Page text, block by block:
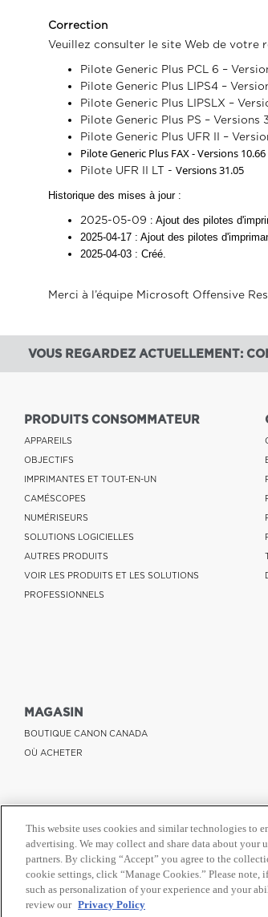
Correction
Veuillez consulter le site Web de votre
Pilote Generic Plus PCL 6 –
Pilote Generic Plus LIPS4 –
Pilote Generic Plus LIPSLX –
Pilote Generic Plus PS – Versions
Pilote Generic Plus UFR II –
Pilote Generic Plus FAX - Versions 10.66
Pilote UFR II LT - Versions 31.05
Historique des mises à jour :
2025-05-09 : Ajout des pilotes
2025-04-17 : Ajout des pilotes
2025-04-03 : Créé.
Merci à l’équipe Microsoft Offensive
VOUS REGARDEZ ACTUELLEMENT:
PRODUITS CONSOMMATEUR
APPAREILS
OBJECTIFS
IMPRIMANTES ET TOUT-EN-UN
CAMÉSCOPES
NUMÉRISEURS
SOLUTIONS LOGICIELLES
AUTRES PRODUITS
VOIR LES PRODUITS ET LES SOLUTIONS
PROFESSIONNELS
MAGASIN
BOUTIQUE CANON CANADA
OÙ ACHETER
© Canon Canada Inc., 2026. Tous droits réservés.
This website uses cookies and similar technologies to
advertising. We may collect and share data about
partners. By clicking “Accept” you agree to the
cookie settings, click “Manage Cookies.” Please
such as personalization of your experience and your
review our Privacy Policy